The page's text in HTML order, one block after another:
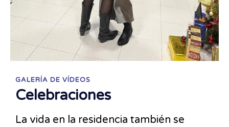
GALERÍA DE VÍDEOS
Celebraciones
La vida en la residencia también se